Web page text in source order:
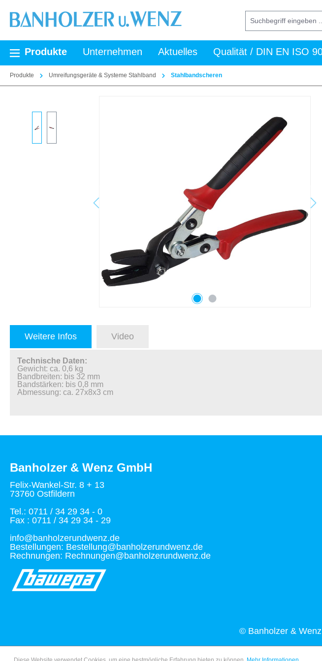
Zur Hauptnavigation springen
Produkte Unternehmen Aktuelles Qualität / DIN EN ISO
Produkte Umreifungsgeräte & Systeme Stahlband Stahlbandscheren
Weitere Infos Video
Technische Daten:
Gewicht: ca. 0,6 kg
Bandbreiten: bis 32 mm
Bandstärken: bis 0,8 mm
Abmessung: ca. 27x8x3 cm
Banholzer & Wenz GmbH
Felix-Wankel-Str. 8 + 13
73760 Ostfildern
Tel.: 0711 / 34 29 34 - 0
Fax : 0711 / 34 29 34 - 29
info@banholzerundwenz.de
Bestellungen: Bestellung@banholzerundwenz.de
Rechnungen: Rechnungen@banholzerundwenz.de
© Banholzer &